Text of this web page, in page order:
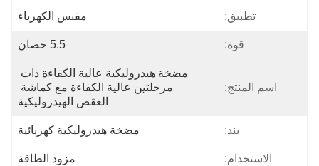
تطبيق: مقبس الكهرباء
قوة: 5.5 حصان
اسم المنتج:
مضخة هيدروليكية عالية الكفاءة ذات
مرحلتين عالية الكفاءة مع كماشة
العقص الهيدروليكية
بند: مضخة هيدروليكية كهربائية
الاستخدام: مزود الطاقة